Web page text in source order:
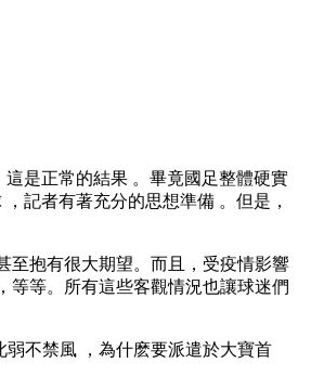
，這是正常的結果 。畢竟國足整體硬實
，記者有著充分的思想準備 。但是 ，
很大期望。而且 ，受疫情影響
等。所有這些客觀情況也讓球迷們
弱不禁風 ，為什麽要派遣於大寶首